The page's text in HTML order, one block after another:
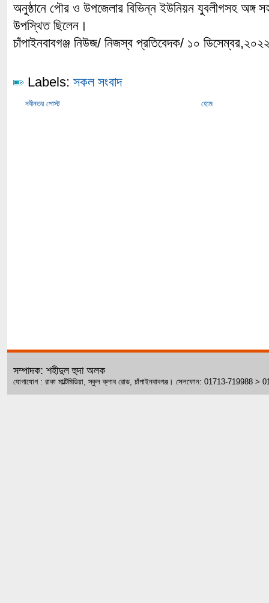
অনুষ্ঠানে পৌর ও উপজেলার বিভিন্ন ইউনিয়ন যুবলীগসহ অঙ্গ
উপস্থিত ছিলেন।
চাঁপাইনবাবগঞ্জ নিউজ/ নিজস্ব প্রতিবেদক/ ১০
Labels: সকল সংবাদ
নবীনতর পোস্ট হোম
সম্পাদক: শহীদুল হুদা অলক
যোগাযোগ : রাকা মাল্টিমিডিয়া, স্কুল ক্লাব রোড, চাঁপাইনবাবগঞ্জ। সেলফোন: 01713-